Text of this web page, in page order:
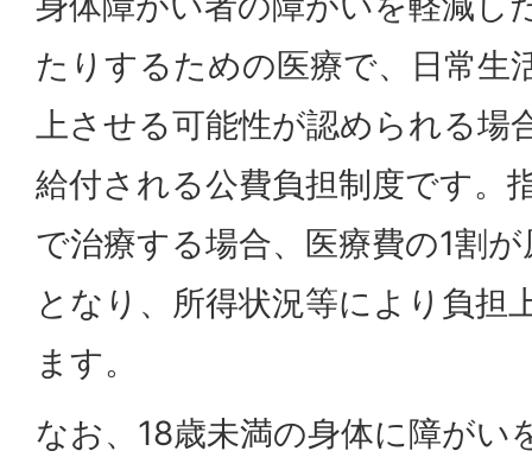
たりするための医療で、日常生
上させる可能性が認められる場
給付される公費負担制度です。
で治療する場合、医療費の1割
となり、所得状況等により負担
ます。
なお、18歳未満の身体に障がい